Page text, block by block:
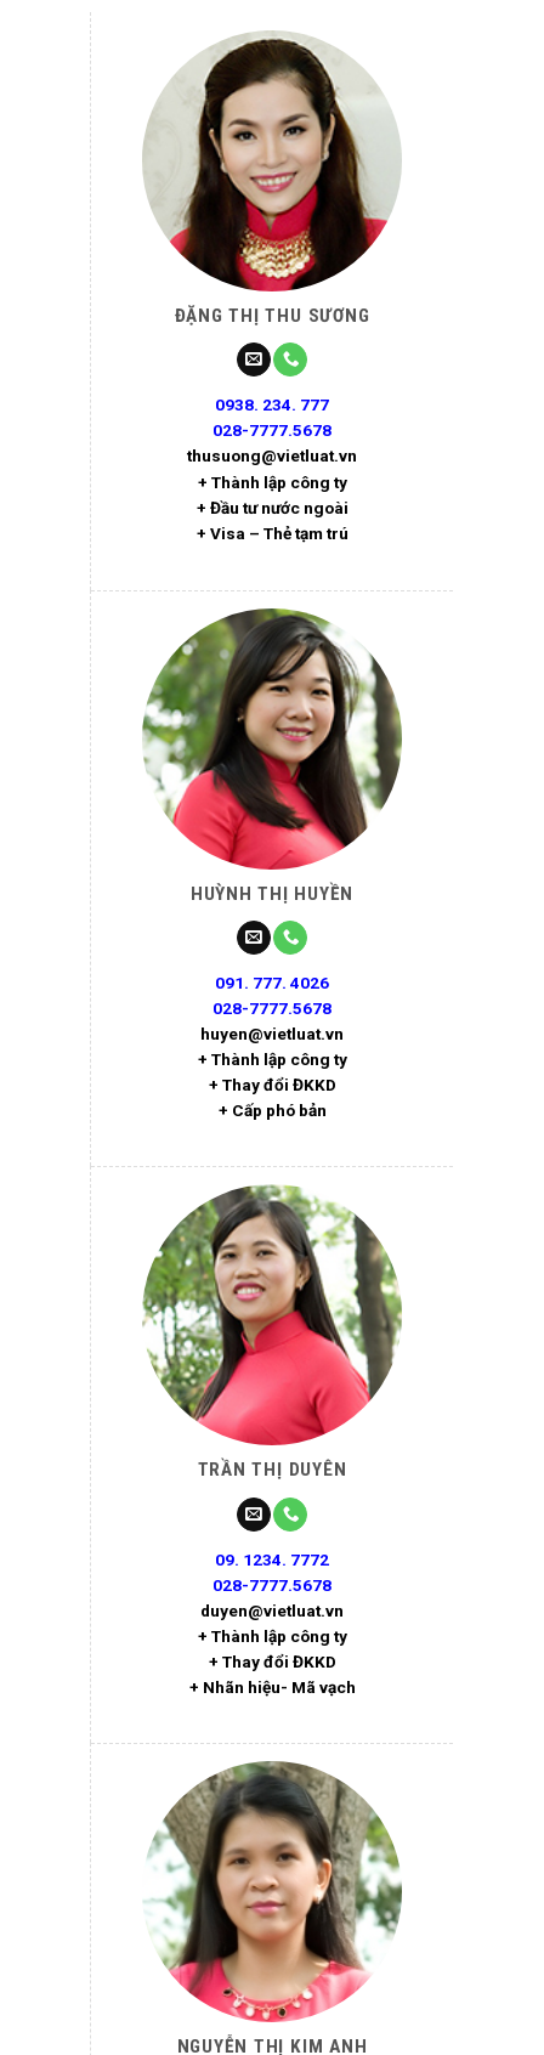
ĐẶNG THỊ THU SƯƠNG
0938. 234. 777
028-7777.5678
thusuong@vietluat.vn
+ Thành lập công ty
+ Đầu tư nước ngoài
+ Visa – Thẻ tạm trú
HUỲNH THỊ HUYỀN
091. 777. 4026
028-7777.5678
huyen@vietluat.vn
+ Thành lập công ty
+ Thay đổi ĐKKD
+ Cấp phó bản
TRẦN THỊ DUYÊN
09. 1234. 7772
028-7777.5678
duyen@vietluat.vn
+ Thành lập công ty
+ Thay đổi ĐKKD
+ Nhãn hiệu- Mã vạch
NGUYỄN THỊ KIM ANH